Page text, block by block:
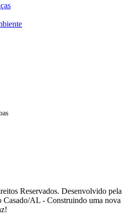
Reservados. Desenvolvido pela
AL - Construindo uma nova